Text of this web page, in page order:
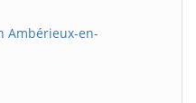
Ambérieux-en-